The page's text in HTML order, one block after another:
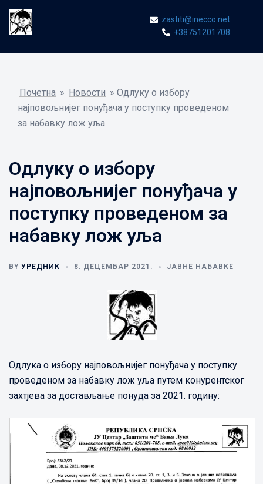
Skip
content
zastiti@inecco.net
+38751201708
Почетна » Новости » Одлуку о избору
најповољнијег понуђача у поступку проведеном
за набавку лож уља
Одлуку о избору
најповољнијег понуђача у
поступку проведеном за
набавку лож уља
BY УРЕДНИК 8. ДЕЦЕМБАР 2021. ЈАВНЕ НАБАВКЕ
Одлукa о избору најповољнијег понуђача у поступку
проведеном за набавку лож уља путем конурентског
захтјева за достављање понуда за 2021. годину: